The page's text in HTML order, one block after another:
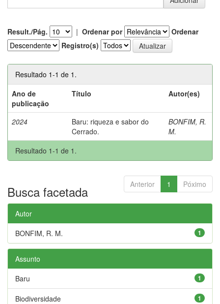
Result./Pág. | Ordenar por
Ordenar
Registro(s)
Resultado 1-1 de 1.
Ano de
publicação
Título Autor(es)
2024
Baru: riqueza e sabor do
Cerrado.
BONFIM, R.
M.
Resultado 1-1 de 1.
Anterior 1 Póximo
Busca facetada
Autor
1
BONFIM, R. M.
Assunto
1
Baru
1
Biodiversidade